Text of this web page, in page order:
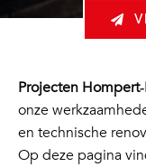
Projecten
onze
en technische
Op deze pagina